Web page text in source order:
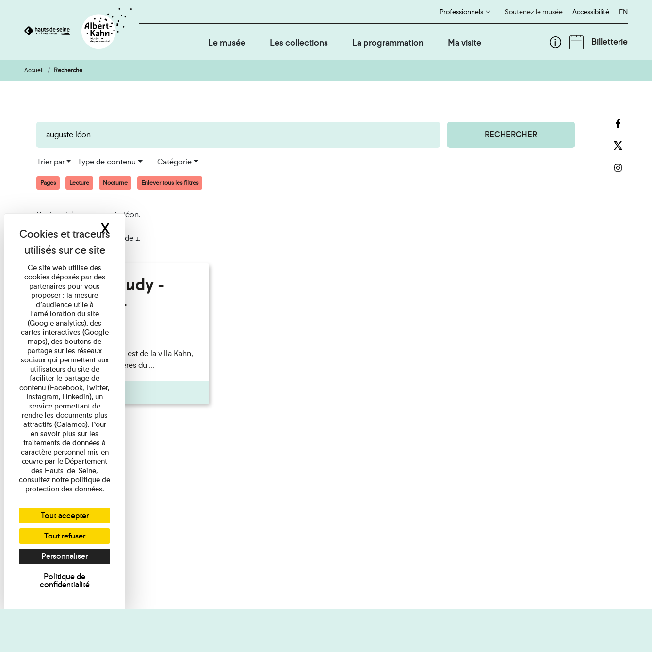
Aller
au
contenu
Aller
à
la
Soutenez le musée
Professionnels Accessibilité English
EN
Le musée Les collections La programmation Ma visite Billetterie
Accueil Recherche
RECHERCHER
Trier par Type de contenu Catégorie
Pages Lecture Nocturne Enlever tous les filtres
Recherché pour auguste léon.
Afficher les résultats 1 à 1 de 1.
Hélène Gaudy -
Villa Zamir
Lecture
couchant) [Angle nord-est de la villa Kahn,
dite villa Zamir et lumières du ...
Pages
Ce site web utilise des
cookies déposés par des
partenaires pour vous
proposer : la mesure
d’audience utile à
l’amélioration du site
(Google analytics), des
cartes interactives (Google
maps), des boutons de
partage sur les réseaux
sociaux qui permettent aux
utilisateurs du site de
faciliter le partage de
contenu (Facebook, Twitter,
Instagram, Linkedin), un
service permettant de
rendre les documents plus
attractifs (Calameo). Pour
en savoir plus sur les
traitements de données à
caractère personnel mis en
œuvre par le Département
des Hauts-de-Seine,
consultez notre politique de
protection des données.
Tout accepter
Tout refuser
Personnaliser
Politique de
confidentialité
XMasquer le bandeau des cookies